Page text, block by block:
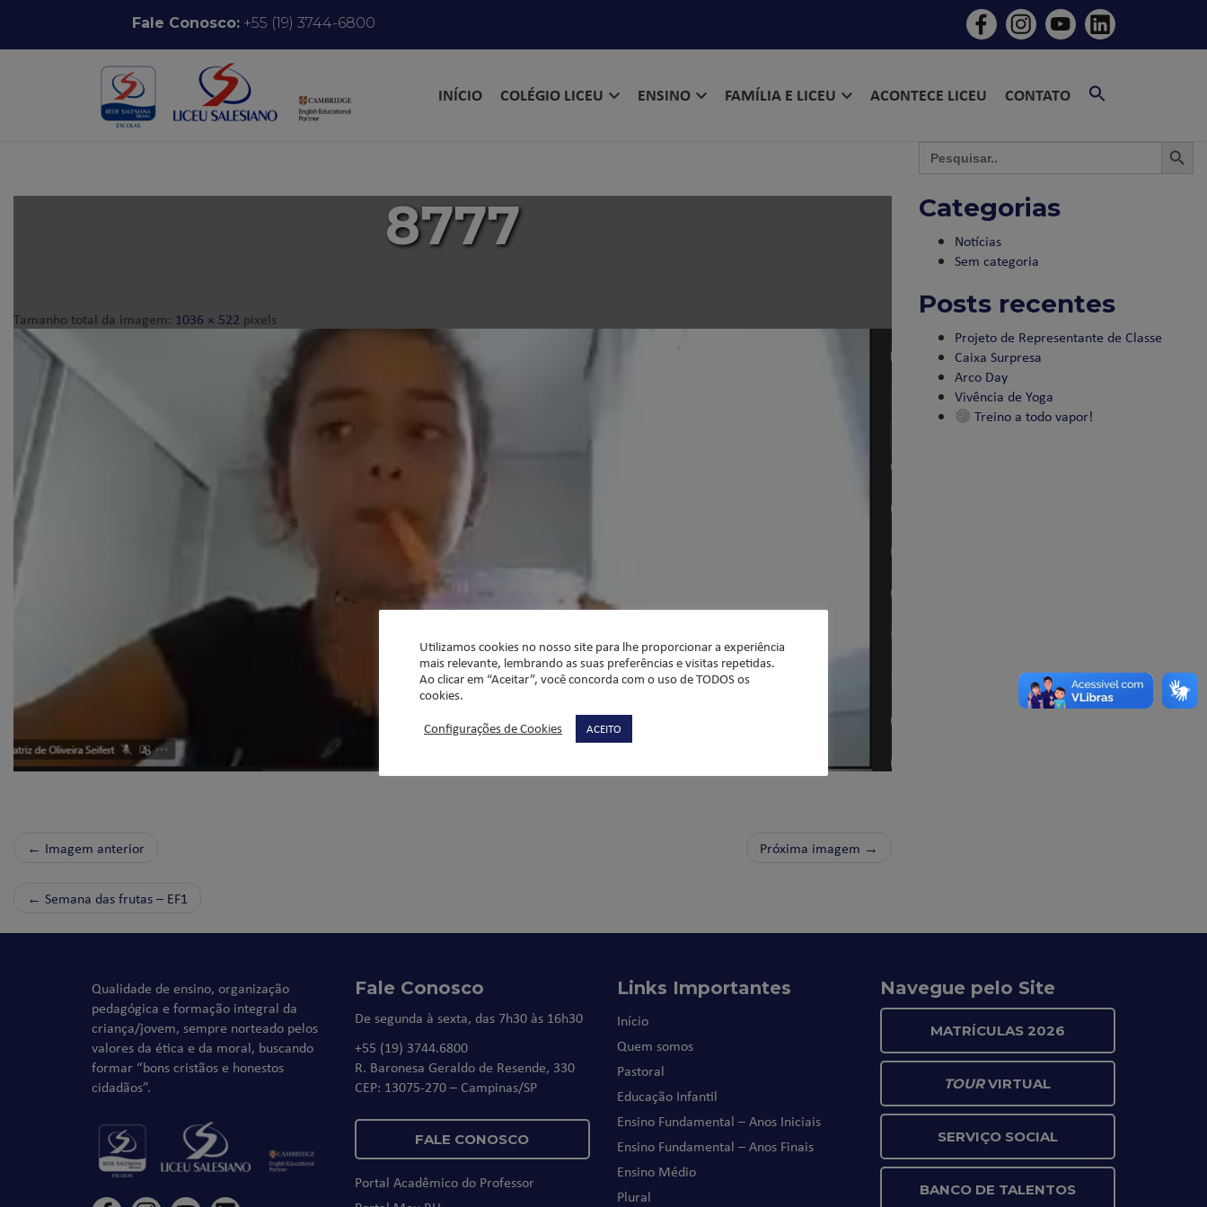
Pular para o conteúdoFale Conosco:+55 (19) 3744-6800
INÍCIO COLÉGIO LICEU ENSINO FAMÍLIA E LICEU ACONTECE LICEU CONTATO
8777
Tamanho total da imagem: 1036 × 522 pixels
← Imagem anterior Próxima imagem →
← Semana das frutas – EF1
Search
for:
Categorias
Notícias
Sem categoria
Posts recentes
Projeto de Representante de Classe
Caixa Surpresa
Arco Day
Vivência de Yoga
Treino a todo vapor!
Qualidade de ensino, organização
pedagógica e formação integral da
criança/jovem, sempre norteado pelos
valores da ética e da moral, buscando
formar “bons cristãos e honestos
cidadãos”.
Fale Conosco
De segunda à sexta, das 7h30 às 16h30
+55 (19) 3744.6800
R. Baronesa Geraldo de Resende, 330
CEP: 13075-270 – Campinas/SP
FALE CONOSCO
Portal Acadêmico do Professor
Links Importantes
Início
Quem somos
Pastoral
Educação Infantil
Ensino Fundamental – Anos Iniciais
Ensino Fundamental – Anos Finais
Ensino Médio
Plural
Navegue pelo Site
MATRÍCULAS 2026
TOURVIRTUAL
SERVIÇO SOCIAL
BANCO DE TALENTOS
Utilizamos cookies no nosso site para lhe proporcionar a experiência
mais relevante, lembrando as suas preferências e visitas repetidas.
Ao clicar em “Aceitar”, você concorda com o uso de TODOS os
cookies.
Configurações de Cookies
ACEITO